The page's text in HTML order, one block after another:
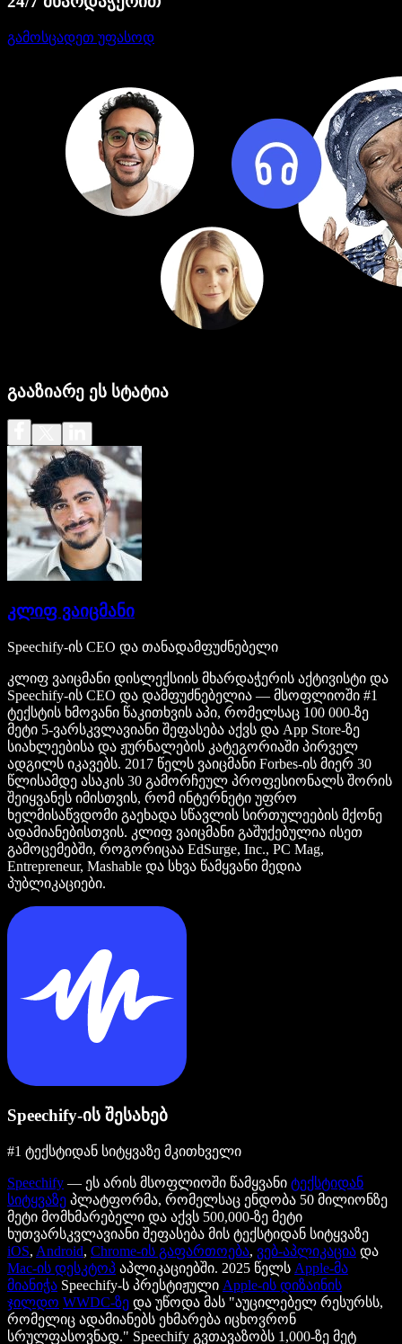
გამოსცადეთ უფასოდ
გააზიარე ეს სტატია
კლიფ ვაიცმანი
Speechify-ის CEO და თანადამფუძნებელი
კლიფ ვაიცმანი დისლექსიის მხარდაჭერის აქტივისტი და
Speechify-ის CEO და დამფუძნებელია — მსოფლიოში #1
ტექსტის ხმოვანი წაკითხვის აპი, რომელსაც 100 000-ზე
მეტი 5-ვარსკვლავიანი შეფასება აქვს და App Store-ზე
სიახლეებისა და ჟურნალების კატეგორიაში პირველ
ადგილს იკავებს. 2017 წელს ვაიცმანი Forbes-ის მიერ 30
წლისამდე ასაკის 30 გამორჩეულ პროფესიონალს შორის
შეიყვანეს იმისთვის, რომ ინტერნეტი უფრო
ხელმისაწვდომი გაეხადა სწავლის სირთულეების მქონე
ადამიანებისთვის. კლიფ ვაიცმანი გაშუქებულია ისეთ
გამოცემებში, როგორიცაა EdSurge, Inc., PC Mag,
Entrepreneur, Mashable და სხვა წამყვანი მედია
პუბლიკაციები.
Speechify-ის შესახებ
#1 ტექსტიდან სიტყვაზე მკითხველი
Speechify — ეს არის მსოფლიოში წამყვანი ტექსტიდან
სიტყვაზე პლატფორმა, რომელსაც ენდობა 50 მილიონზე
მეტი მომხმარებელი და აქვს 500,000-ზე მეტი
ხუთვარსკვლავიანი შეფასება მის ტექსტიდან სიტყვაზე
iOS, Android, Chrome-ის გაფართოება, ვებ-აპლიკაცია და
Mac-ის დესკტოპ აპლიკაციებში. 2025 წელს Apple-მა
მიანიჭა Speechify-ს პრესტიჟული Apple-ის დიზაინის
ჯილდო WWDC-ზე და უწოდა მას "აუცილებელ რესურსს,
რომელიც ადამიანებს ეხმარება იცხოვრონ
სრულფასოვნად." Speechify გვთავაზობს 1,000-ზე მეტ